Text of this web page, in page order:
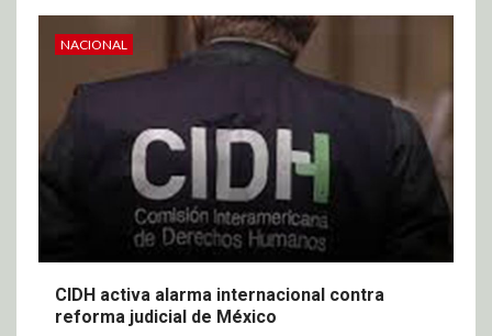
NACIONAL
CIDH activa alarma internacional contra
reforma judicial de México